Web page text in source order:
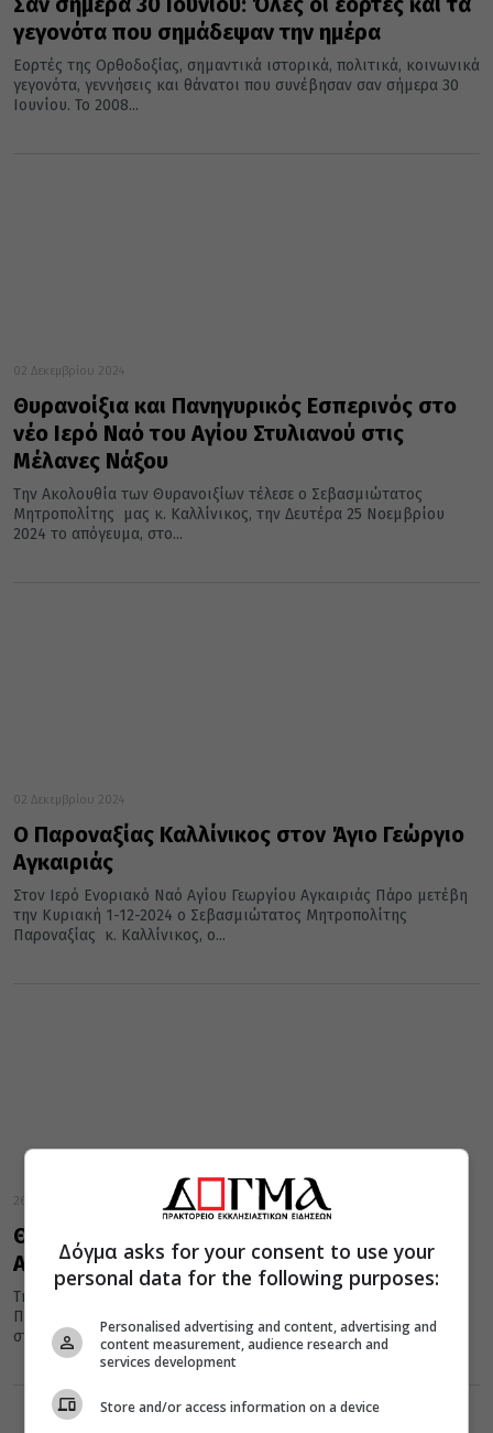
γεγονότα που σημάδεψαν την ημέρα
Εορτές της Ορθοδοξίας, σημαντικά ιστορικά, πολιτικά, κοινωνικά
γεγονότα, γεννήσεις και θάνατοι που συνέβησαν σαν σήμερα 30
Ιουνίου. Το 2008...
02 Δεκεμβρίου 2024
Θυρανοίξια και Πανηγυρικός Εσπερινός στο
νέο Ιερό Ναό του Αγίου Στυλιανού στις
Μέλανες Νάξου
Την Ακολουθία των Θυρανοιξίων τέλεσε ο Σεβασμιώτατος
Μητροπολίτης μας κ. Καλλίνικος, την Δευτέρα 25 Νοεμβρίου
2024 το απόγευμα, στο...
02 Δεκεμβρίου 2024
Ο Παροναξίας Καλλίνικος στον Άγιο Γεώργιο
Αγκαιριάς
Στον Ιερό Ενοριακό Ναό Αγίου Γεωργίου Αγκαιριάς Πάρο μετέβη
την Κυριακή 1-12-2024 ο Σεβασμιώτατος Μητροπολίτης
Παροναξίας κ. Καλλίνικος, ο...
26 Νοεμβρίου 2024
Θυρανοίξια και Εσπερινός στην Αγία
Αικατερίνη στο Ακρωτήρι Κυνιδάρου Νάξου
Την Ακολουθία των Θυρανοιξίων τέλεσε ο Σεβασμιώτατος
Ποιμενάρχης μας την Κυριακή 24 Νοεμβρίου 2024 το απόγευμα,
στο νέο Ιερό...
Δόγμα asks for your consent to use your
personal data for the following purposes:
Personalised advertising and content, advertising and
content measurement, audience research and
services development
Store and/or access information on a device